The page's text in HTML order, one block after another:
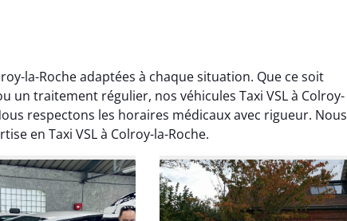
la-Roche adaptées à chaque situation. Que ce soit
traitement régulier, nos véhicules Taxi VSL à Colroy-
respectons les horaires médicaux avec rigueur. Nous
en Taxi VSL à Colroy-la-Roche.
Deschamps
janvier 2025
Jérémy Ferrand
8 septembre 2024